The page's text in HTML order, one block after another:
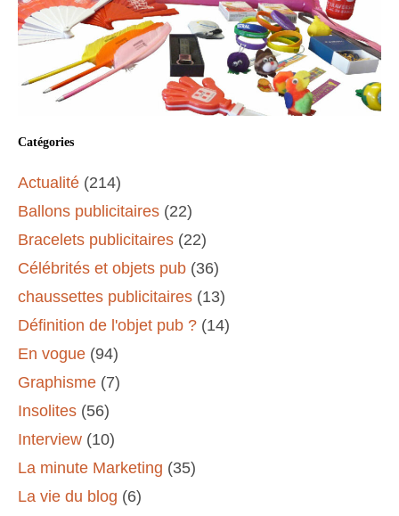
Catégories
Actualité (214)
Ballons publicitaires (22)
Bracelets publicitaires (22)
Célébrités et objets pub (36)
chaussettes publicitaires (13)
Définition de l'objet pub ? (14)
En vogue (94)
Graphisme (7)
Insolites (56)
Interview (10)
La minute Marketing (35)
La vie du blog (6)